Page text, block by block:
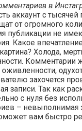
в
аккаунт с
от огромного
публикации не
Какое
Холода,
Комментарии
захочется
записи. Так как
с нуля без
– невыполнимая
вам быстро